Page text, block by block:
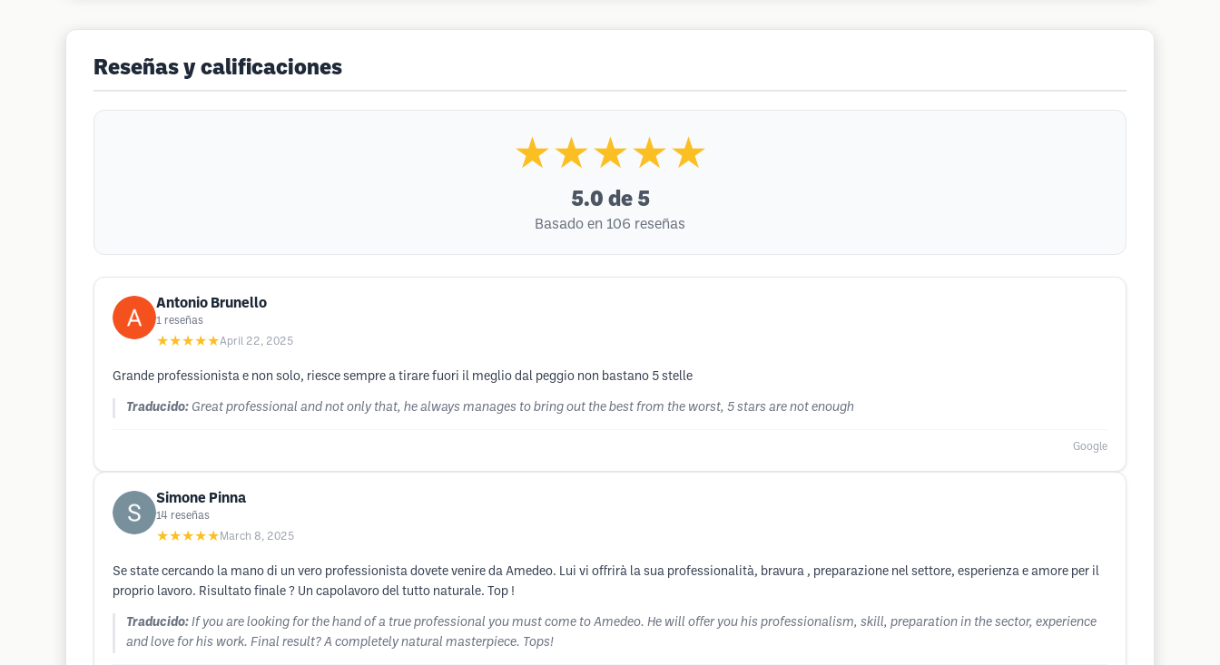
Reseñas y calificaciones
★★★★★
5.0 de 5
Basado en 106 reseñas
Antonio Brunello
1 reseñas
★★★★★April 22, 2025
Grande professionista e non solo, riesce sempre a tirare fuori il meglio dal peggio non bastano 5 stelle
Traducido: Great professional and not only that, he always manages to bring out the best from the worst, 5 stars are not enough
Google
Simone Pinna
14 reseñas
★★★★★ March 8, 2025
Se state cercando la mano di un vero professionista dovete venire da Amedeo. Lui vi offrirà la sua professionalità, bravura , preparazione nel settore, esperienza e amore per il
proprio lavoro. Risultato finale ? Un capolavoro del tutto naturale. Top !
Traducido: If you are looking for the hand of a true professional you must come to Amedeo. He will offer you his professionalism, skill, preparation in the sector, experience
and love for his work. Final result? A completely natural masterpiece. Tops!